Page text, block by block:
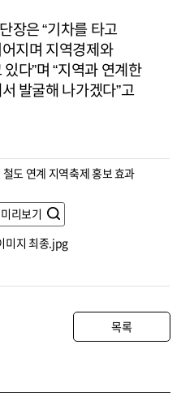
장은 “기차를 타고
지며 지역경제와
다”며 “지역과 연계한
발굴해 나가겠다”고
도 연계 지역축제 홍보 효과
미리보기
미지 최종.jpg
목록